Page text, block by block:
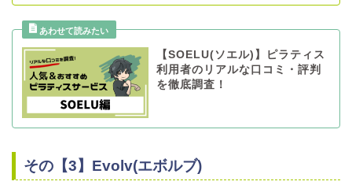
【SOELU(ソエル)】ピラティス
利用者のリアルな口コミ・評判
を徹底調査！
その【3】Evolv(エボルブ)